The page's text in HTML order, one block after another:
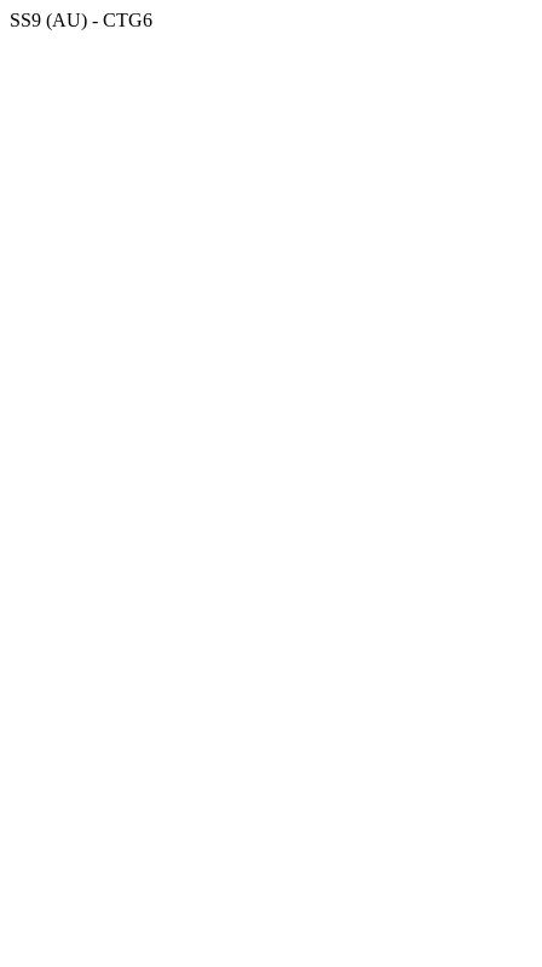
SS9 (AU) - CTG6